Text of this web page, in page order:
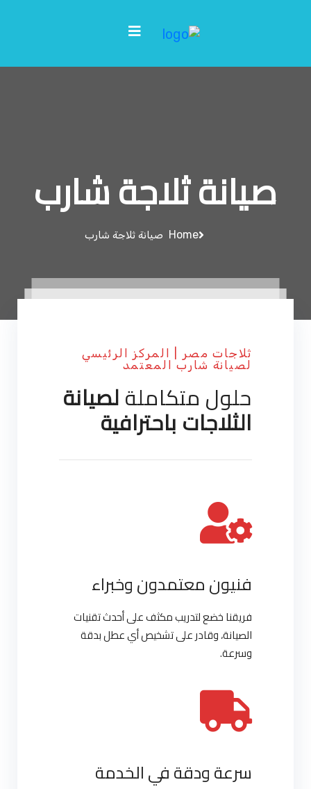
صيانة ثلاجة شارب
Home صيانة ثلاجة شارب
ثلاجات مصر | المركز الرئيسي
لصيانة شارب المعتمد
حلول متكاملةلصيانة
الثلاجات باحترافية
فنيون معتمدون وخبراء
فريقنا خضع لتدريب مكثف على أحدث تقنيات
الصيانة، وقادر على تشخيص أي عطل بدقة
وسرعة.
سرعة ودقة في الخدمة